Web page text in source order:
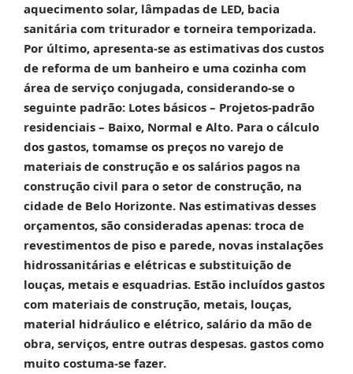
aquecimento solar, lâmpadas de LED, bacia
sanitária com triturador e torneira temporizada.
Por último, apresenta-se as estimativas dos custos
de reforma de um banheiro e uma cozinha com
área de serviço conjugada, considerando-se o
seguinte padrão: Lotes básicos – Projetos-padrão
residenciais – Baixo, Normal e Alto. Para o cálculo
dos gastos, tomamse os preços no varejo de
materiais de construção e os salários pagos na
construção civil para o setor de construção, na
cidade de Belo Horizonte. Nas estimativas desses
orçamentos, são consideradas apenas: troca de
revestimentos de piso e parede, novas instalações
hidrossanitárias e elétricas e substituição de
louças, metais e esquadrias. Estão incluídos gastos
com materiais de construção, metais, louças,
material hidráulico e elétrico, salário da mão de
obra, serviços, entre outras despesas. gastos como
muito costuma-se fazer.